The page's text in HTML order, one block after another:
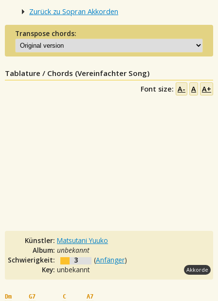
Zurück zu Sopran Akkorden
Transpose chords:
Tablature / Chords (Vereinfachter Song)
Font size: A- A A+
Künstler: Matsutani Yuuko
Album: unbekannt
Schwierigkeit:
3 (Anfänger)
Key: unbekannt Akkorde
Dm G7 C
A7